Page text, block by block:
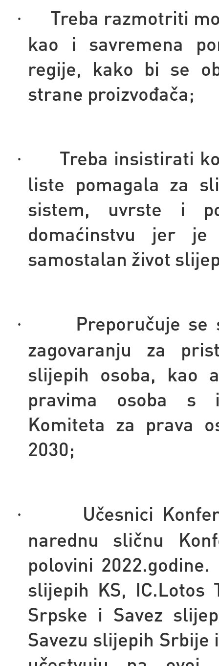
·
Treba razmotriti
kao i savremena
regije, kako bi se
strane proizvođača;
·
Treba insistirati
liste pomagala za
sistem, uvrste i
domaćinstvu jer
samostalan život
·
Preporučuje
zagovaranju za
slijepih osoba, kao
pravima osoba s
Komiteta za prava
2030;
·
Učesnici
narednu sličnu
polovini
slijepih KS, IC.Lotos
Srpske i Savez
Savezu slijepih Srbije